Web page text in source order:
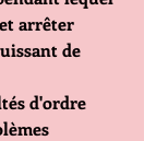
arrêter
de
d'ordre